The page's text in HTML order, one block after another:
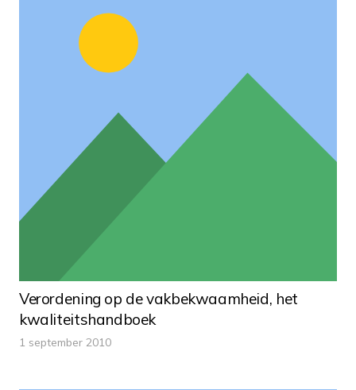
Verordening op de vakbekwaamheid, het
kwaliteitshandboek
1 september 2010